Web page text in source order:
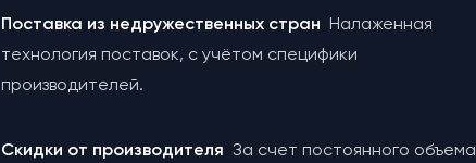
Поставка из недружественных стран Налаженная
технология поставок, с учётом специфики
производителей.
Cкидки от производителя За счет постоянного объема